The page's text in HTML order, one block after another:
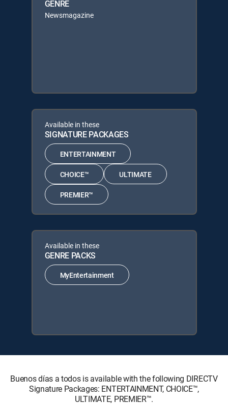
GENRE
Newsmagazine
Available in these
SIGNATURE PACKAGES
ENTERTAINMENT
CHOICE™ ULTIMATE
PREMIER™
Available in these
GENRE PACKS
MyEntertainment
Buenos días a todos is available with the following DIRECTV
Signature Packages: ENTERTAINMENT, CHOICE™,
ULTIMATE, PREMIER™.